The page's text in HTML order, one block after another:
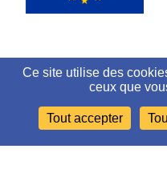
MENTIONS
Ce site utilise des
ceux que
Tout accepter